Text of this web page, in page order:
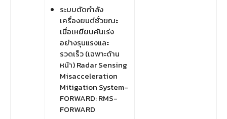
ระบบตัดกำลัง
เครื่องยนต์ชั่วขณะ
เมื่อเหยียบคันเร่ง
อย่างรุนแรงและ
รวดเร็ว (เฉพาะด้าน
หน้า) Radar Sensing
Misacceleration
Mitigation System-
FORWARD: RMS-
FORWARD